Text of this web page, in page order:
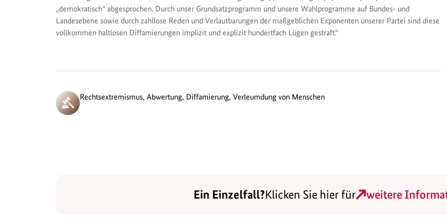
„demokratisch“ abgesprochen. Durch unser Grundsatzprogramm und unsere Wahlprogramme auf Bundes- und
Landesebene sowie durch zahllose Reden und Verlautbarungen der maßgeblichen Exponenten unserer Partei sind diese
vollkommen haltlosen Diffamierungen implizit und explizit hundertfach Lügen gestraft.“
Rechtsextremismus, Abwertung, Diffamierung, Verleumdung von Menschen
Ein Einzelfall?Klicken Sie hier für weitere